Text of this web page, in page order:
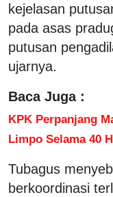
kejelasan
pada asas
putusan
ujarnya.
Baca Juga :
KPK Perpanjang
Limpo Selama 40
Tubagus
berkoordinasi